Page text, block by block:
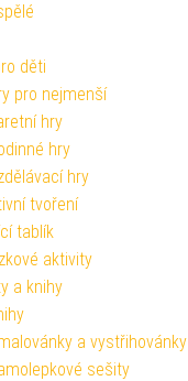
děti
pro nejmenší
hry
hry
hry
tvoření
tablík
aktivity
a knihy
a vystřihovánky
sešity